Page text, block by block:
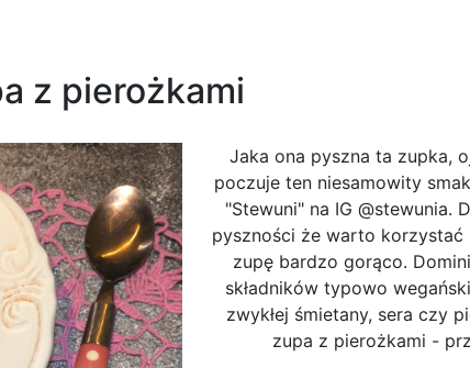
z pierożkami
Jaka ona pyszna ta zupka,
poczuje ten niesamowity
"Stewuni" na IG @stewunia.
pyszności że warto korzystać
zupę bardzo gorąco.
składników typowo
zwykłej śmietany, sera czy
zupa z pierożkami -